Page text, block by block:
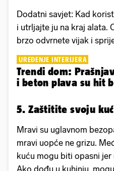
Dodatni savjet: Kad
i utrljajte ju na kraj alata.
brzo odvrnete vijak i
UREĐENJE INTERIJERA
Trendi dom:
i beton plava su hit
5. Zaštitite svoju
Mravi su uglavnom
mravi uopće ne grizu.
kuću mogu biti opasni
Ako dođu u kuhinju,